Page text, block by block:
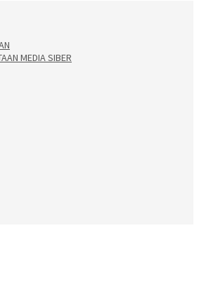
MEDIA SIBER